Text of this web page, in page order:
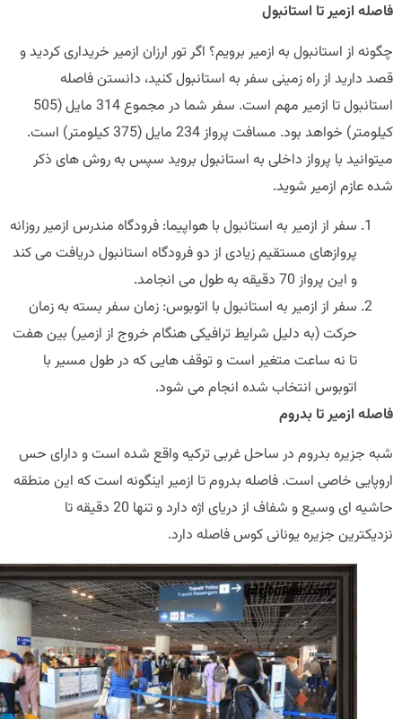
ازمیر تا استانبول
از استانبول به ازمیر برویم؟ اگر تور ارزان ازمیر خریداری کردید و
دارید از راه زمینی سفر به استانبول کنید، دانستن فاصله
استانبول تا ازمیر مهم است. سفر شما در مجموع 314 مایل (505
کیلومتر) خواهد بود. مسافت پرواز 234 مایل (375 کیلومتر) است.
با پرواز داخلی به استانبول بروید سپس به روش های ذکر
عازم ازمیر شوید.
سفر از ازمیر به استانبول با هواپیما: فرودگاه مندرس ازمیر روزانه
پروازهای مستقیم زیادی از دو فرودگاه استانبول دریافت می کند
و این پرواز 70 دقیقه به طول می انجامد.
سفر از ازمیر به استانبول با اتوبوس: زمان سفر بسته به زمان
حرکت (به دلیل شرایط ترافیکی هنگام خروج از ازمیر) بین هفت
تا نه ساعت متغیر است و توقف هایی که در طول مسیر با
اتوبوس انتخاب شده انجام می شود.
ازمیر تا بدروم
جزیره بدروم در ساحل غربی ترکیه واقع شده است و دارای حس
خاصی است. فاصله بدروم تا ازمیر اینگونه است که این منطقه
حاشیه ای وسیع و شفاف از دریای اژه دارد و تنها 20 دقیقه تا
جزیره یونانی کوس فاصله دارد.